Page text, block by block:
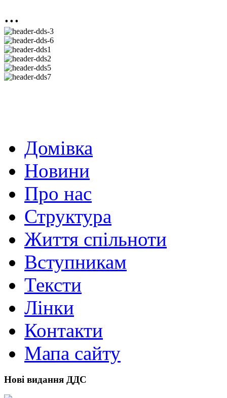
...
Домівка
Новини
Про нас
Структура
Життя спільноти
Вступникам
Тексти
Лінки
Контакти
Мапа сайту
Нові видання ДДС